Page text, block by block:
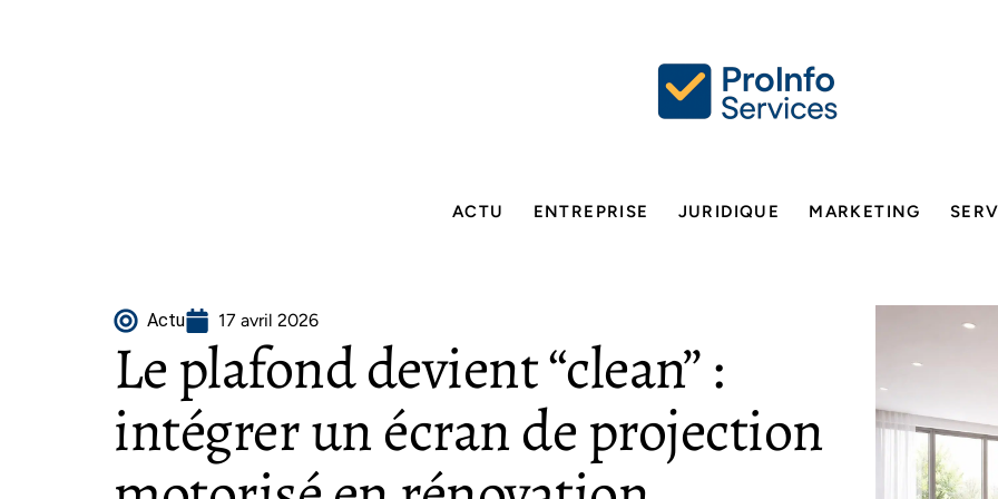
ACTU ENTREPRISE JURIDIQUE MARKETING
Actu 17 avril 2026
Le plafond devient “clean” :
intégrer un écran de projection